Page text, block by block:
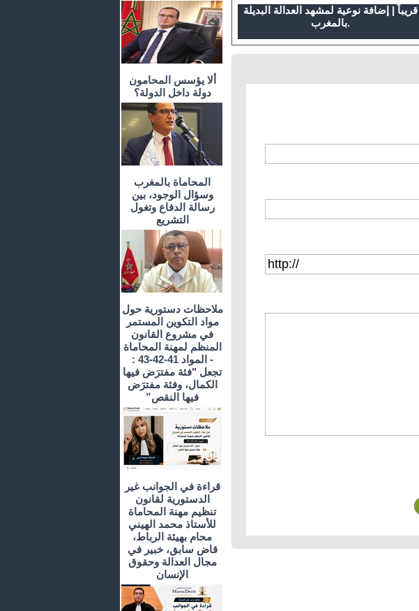
ألا يؤسس المحامون
دولة داخل الدولة؟
المحاماة بالمغرب
وسؤال الوجود، بين
رسالة الدفاع وتغول
التشريع
ملاحظات دستورية حول
مواد التكوين المستمر
في مشروع القانون
المنظم لمهنة المحاماة
- المواد 41-42-43 :
تجعل "فئة مفترَض فيها
الكمال، وفئة مفترَض
فيها النقص”
قراءة في الجوانب غير
الدستورية لقانون
تنظيم مهنة المحاماة
للأستاذ محمد الهيني
محام بهيئة الرباط،
قاض سابق، خبير في
مجال العدالة وحقوق
الإنسان
قريباً | إضافة نوعية لمشهد العدالة البديلة
بالمغرب.